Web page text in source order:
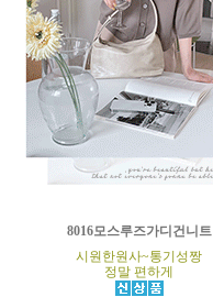
8016모스루즈가디건니트
시원한원사~통기성짱
정말 편하게